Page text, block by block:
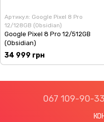
Артикул: Google Pixel 8 Pro
12/128GB (Obsidian)
Google Pixel 8 Pro 12/512GB
(Obsidian)
34 999 грн
067 109-90-33